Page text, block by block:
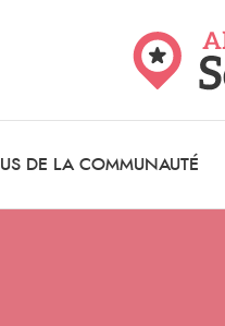
DE LA COMMUNAUTÉ